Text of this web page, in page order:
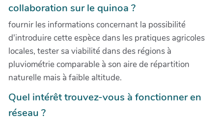
collaboration sur le quinoa ?
fournir les informations concernant la possibilité
d'introduire cette espèce dans les pratiques agricoles
locales, tester sa viabilité dans des régions à
pluviométrie comparable à son aire de répartition
naturelle mais à faible altitude.
Quel intérêt trouvez-vous à fonctionner en
réseau ?